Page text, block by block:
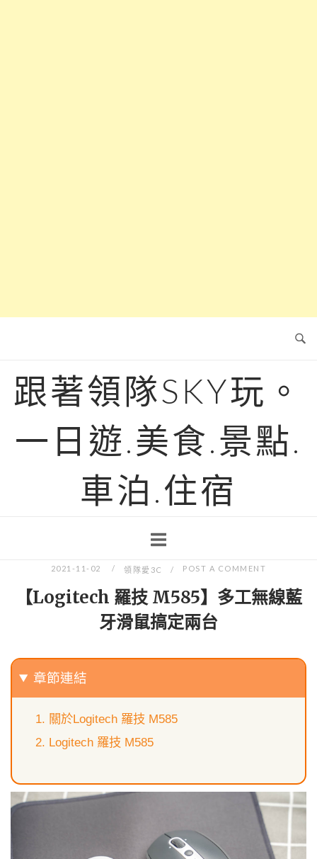
跟著領隊SKY玩。
一日遊.美食.景點.
車泊.住宿
2021-11-02 領隊愛3C POST A COMMENT
【Logitech 羅技 M585】多工無線藍
牙滑鼠搞定兩台
章節連結
關於Logitech 羅技 M585
Logitech 羅技 M585